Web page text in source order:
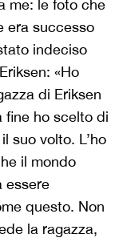
me: le foto che
era successo
indeciso
«Ho
di Eriksen
fine ho scelto di
suo volto. L’ho
il mondo
essere
questo. Non
la ragazza,